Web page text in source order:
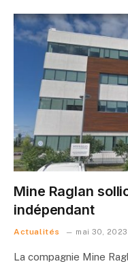
Mine Raglan
indépendant
Actualités mai 30, 2023
La compagnie Mine